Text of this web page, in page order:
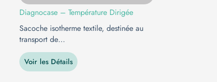
Diagnocase – Température Dirigée
Sacoche isotherme textile, destinée au
transport de…
Voir les Détails